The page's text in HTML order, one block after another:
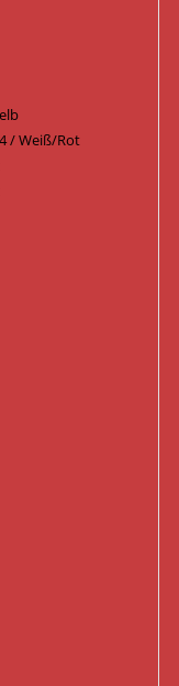
/ Weiß/Rot